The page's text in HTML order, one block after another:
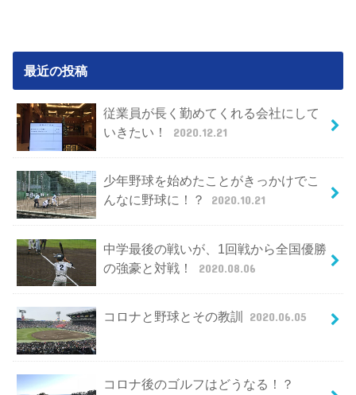
最近の投稿
従業員が長く勤めてくれる会社にして
いきたい！
2020.12.21
少年野球を始めたことがきっかけでこ
んなに野球に！？
2020.10.21
中学最後の戦いが、1回戦から全国優勝
の強豪と対戦！
2020.08.06
コロナと野球とその教訓 2020.06.05
コロナ後のゴルフはどうなる！？